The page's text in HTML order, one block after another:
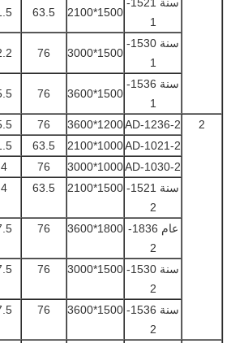
1
1500*2100
63.5
سنة 1530
-
1
1500*3000
76
سنة 1536-
1
1500*3600
76
2
AD-1236-2
1200*3600
76
AD-1021-2
1000*2100
63.5
AD-1030-2
1000*3000
76
4
سنة 1521-
2
1500*2100
63.5
4
عام 1836-
2
1800*3600
76
سنة 1530-
2
1500*3000
76
سنة 1536-
2
1500*3600
76